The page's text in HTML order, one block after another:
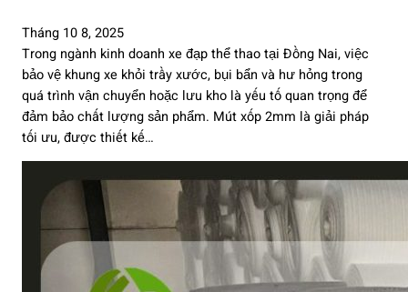
Tháng 10 8, 2025
Trong ngành kinh doanh xe đạp thể thao tại Đồng Nai, việc
bảo vệ khung xe khỏi trầy xước, bụi bẩn và hư hỏng trong
quá trình vận chuyển hoặc lưu kho là yếu tố quan trọng để
đảm bảo chất lượng sản phẩm. Mút xốp 2mm là giải pháp
tối ưu, được thiết kế…